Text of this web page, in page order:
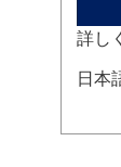
詳し
日本